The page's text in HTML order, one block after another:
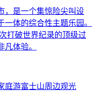
，是一个集惊险尖叫设
体的综合性主题乐园。
打破世界纪录的顶级过
体验。
庭游富士山周边观光